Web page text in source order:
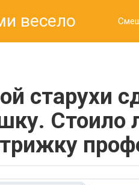
весело
старухи
Стоило